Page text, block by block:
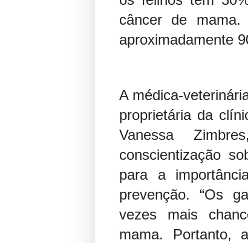
câncer de
aproximadamente
A médica-
proprietária da
Vanessa
conscientização
para a
prevenção. “Os
vezes mais
mama. Portanto,